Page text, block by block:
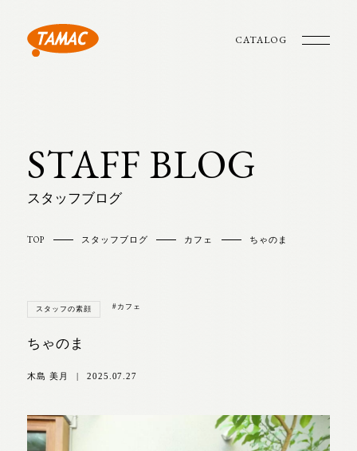
CATALOG
STAFF BLOG
スタッフブログ
TOP スタッフブログ カフェ ちゃのま
スタッフの素顔 #カフェ
ちゃのま
木島 美月 | 2025.07.27